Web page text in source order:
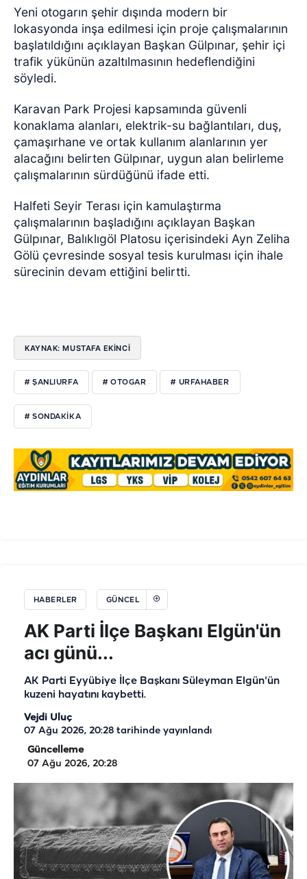
Yeni otogarın şehir dışında modern bir
lokasyonda inşa edilmesi için proje çalışmalarının
başlatıldığını açıklayan Başkan Gülpınar, şehir içi
trafik yükünün azaltılmasının hedeflendiğini
söyledi.
Karavan Park Projesi kapsamında güvenli
konaklama alanları, elektrik-su bağlantıları, duş,
çamaşırhane ve ortak kullanım alanlarının yer
alacağını belirten Gülpınar, uygun alan belirleme
çalışmalarının sürdüğünü ifade etti.
Halfeti Seyir Terası için kamulaştırma
çalışmalarının başladığını açıklayan Başkan
Gülpınar, Balıklıgöl Platosu içerisindeki Ayn Zeliha
Gölü çevresinde sosyal tesis kurulması için ihale
sürecinin devam ettiğini belirtti.
KAYNAK: MUSTAFA EKİNCİ
# ŞANLIURFA # OTOGAR # URFAHABER
# SONDAKIKA
HABERLER GÜNCEL
AK Parti İlçe Başkanı Elgün'ün
acı günü...
AK Parti Eyyübiye İlçe Başkanı Süleyman Elgün'ün
kuzeni hayatını kaybetti.
Vejdi Uluç
07 Ağu 2026, 20:28 tarihinde yayınlandı
Güncelleme
07 Ağu 2026, 20:28